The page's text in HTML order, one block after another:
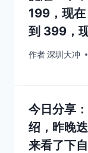
199，现
到 399，
作者深圳大冲
今日分享
绍，昨晚
来看了下